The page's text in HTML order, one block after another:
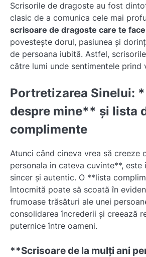
Scrisorile de dragoste au fost
clasic de a comunica cele mai
scrisoare de dragoste care te
povestește dorul, pasiunea și
de persoana iubită. Astfel,
către lumi unde sentimentele prind
Portretizarea Sinelui:
despre mine** și lista
complimente
Atunci când cineva vrea să creeze
personala in cateva cuvinte**,
sincer și autentic. O **lista
întocmită poate să scoată în
frumoase trăsături ale unei
consolidarea încrederii și creează
puternice între oameni.
**Scrisoare de la mulți ani